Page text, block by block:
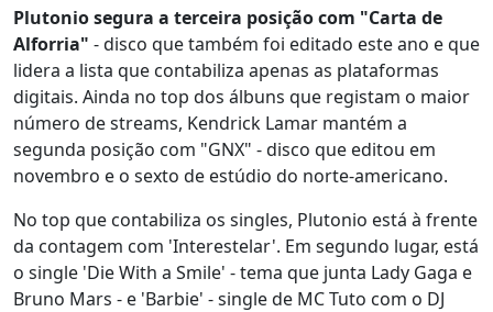
Plutonio segura a terceira posição com "Carta de
Alforria" - disco que também foi editado este ano e que
lidera a lista que contabiliza apenas as plataformas
digitais. Ainda no top dos álbuns que registam o maior
número de streams, Kendrick Lamar mantém a
segunda posição com "GNX" - disco que editou em
novembro e o sexto de estúdio do norte-americano.
No top que contabiliza os singles, Plutonio está à frente
da contagem com 'Interestelar'. Em segundo lugar, está
o single 'Die With a Smile' - tema que junta Lady Gaga e
Bruno Mars - e 'Barbie' - single de MC Tuto com o DJ